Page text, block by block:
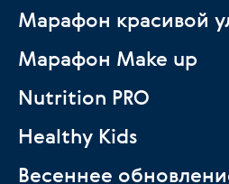
Марафон красивой
Марафон Make up
Nutrition PRO
Healthy Kids
Весеннее